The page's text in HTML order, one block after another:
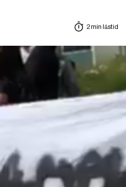
2 min lästid